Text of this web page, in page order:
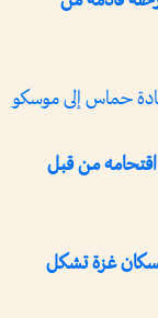
حماس إلى موسكو
من قبل
لسكان غزة تشكل